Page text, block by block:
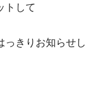
トして
きりお知らせ